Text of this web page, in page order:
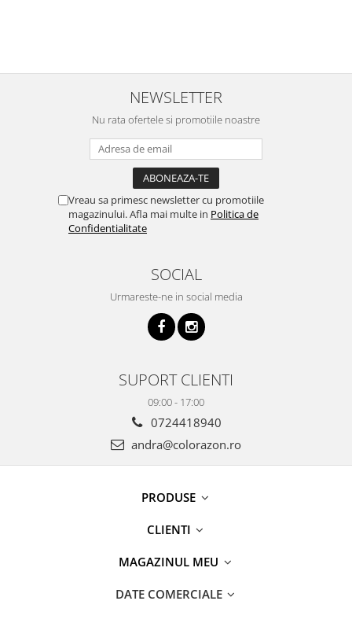
NEWSLETTER
Nu rata ofertele si promotiile noastre
Vreau sa primesc newsletter cu promotiile
magazinului. Afla mai multe in Politica de
Confidentialitate
SOCIAL
Urmareste-ne in social media
SUPORT CLIENTI
09:00 - 17:00
0724418940
andra@colorazon.ro
PRODUSE
CLIENTI
MAGAZINUL MEU
DATE COMERCIALE